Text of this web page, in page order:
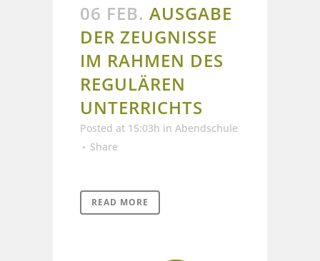
06 FEB. AUSGABE
DER ZEUGNISSE
IM RAHMEN DES
REGULÄREN
UNTERRICHTS
Posted at 15:03h in Abendschule
Share
READ MORE